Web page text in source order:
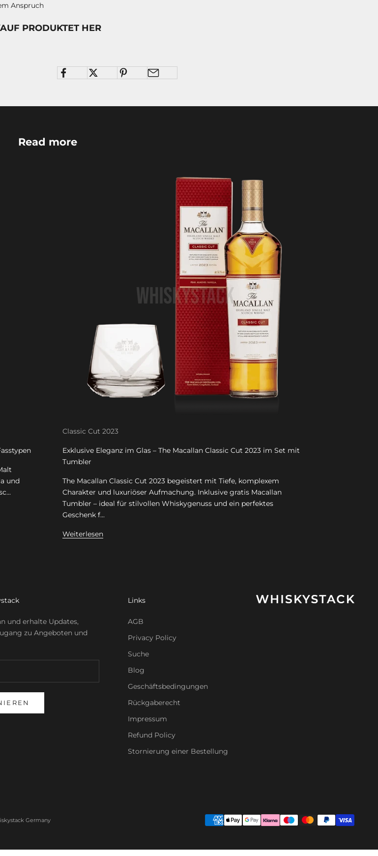
Anspruch
PRODUKTET HER
Read more
und
Classic Cut 2023
Exklusive Eleganz im Glas – The Macallan Classic Cut 2023 im Set mit
Tumbler
The Macallan Classic Cut 2023 begeistert mit Tiefe, komplexem
Charakter und luxuriöser Aufmachung. Inklusive gratis Macallan
Tumbler – ideal für stilvollen Whiskygenuss und ein perfektes
Geschenk f...
Weiterlesen
und erhalte Updates,
zu Angeboten und
Links
AGB
Privacy Policy
Suche
Blog
Geschäftsbedingungen
Rückgaberecht
Impressum
Refund Policy
Stornierung einer Bestellung
Germany